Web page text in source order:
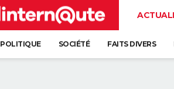
POLITIQUE SOCIÉTÉ FAITS DIVERS